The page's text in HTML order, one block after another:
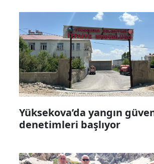
Yüksekova’da yangın
denetimleri başlıyor